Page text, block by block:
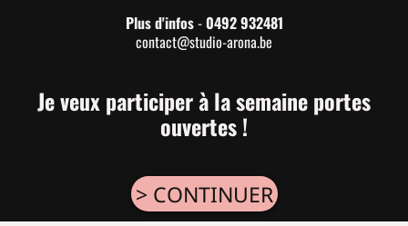
Plus d'infos-0492 932481
contact@studio-arona.be
Je veux participer à la semaine portes
ouvertes !
> CONTINUER